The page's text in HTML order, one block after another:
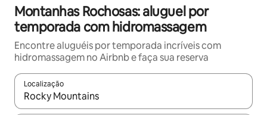
Montanhas Rochosas: aluguel por
temporada com hidromassagem
Encontre aluguéis por temporada incríveis com
hidromassagem no Airbnb e faça sua reserva
Localização
Quando os resultados estiverem disponíveis, explore-os